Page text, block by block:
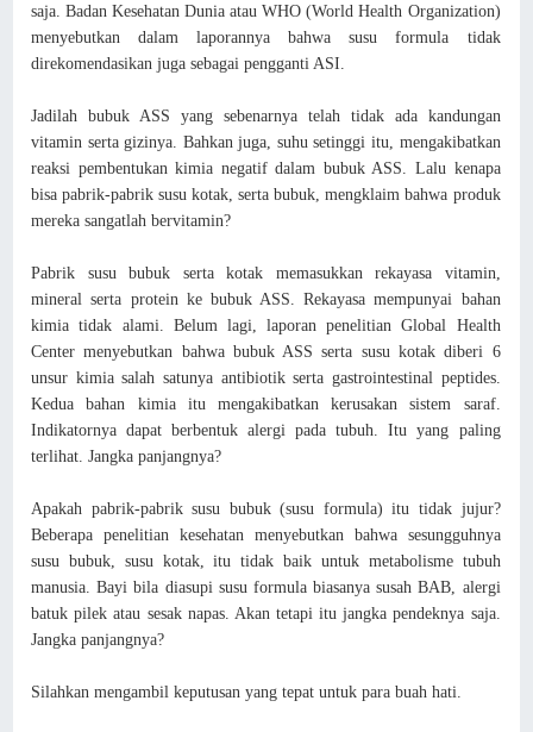
saja. Badan Kesehatan Dunia atau WHO (World Health Organization)
menyebutkan dalam laporannya bahwa susu formula tidak
direkomendasikan juga sebagai pengganti ASI.
Jadilah bubuk ASS yang sebenarnya telah tidak ada kandungan
vitamin serta gizinya. Bahkan juga, suhu setinggi itu, mengakibatkan
reaksi pembentukan kimia negatif dalam bubuk ASS. Lalu kenapa
bisa pabrik-pabrik susu kotak, serta bubuk, mengklaim bahwa produk
mereka sangatlah bervitamin?
Pabrik susu bubuk serta kotak memasukkan rekayasa vitamin,
mineral serta protein ke bubuk ASS. Rekayasa mempunyai bahan
kimia tidak alami. Belum lagi, laporan penelitian Global Health
Center menyebutkan bahwa bubuk ASS serta susu kotak diberi 6
unsur kimia salah satunya antibiotik serta gastrointestinal peptides.
Kedua bahan kimia itu mengakibatkan kerusakan sistem saraf.
Indikatornya dapat berbentuk alergi pada tubuh. Itu yang paling
terlihat. Jangka panjangnya?
Apakah pabrik-pabrik susu bubuk (susu formula) itu tidak jujur?
Beberapa penelitian kesehatan menyebutkan bahwa sesungguhnya
susu bubuk, susu kotak, itu tidak baik untuk metabolisme tubuh
manusia. Bayi bila diasupi susu formula biasanya susah BAB, alergi
batuk pilek atau sesak napas. Akan tetapi itu jangka pendeknya saja.
Jangka panjangnya?
Silahkan mengambil keputusan yang tepat untuk para buah hati.